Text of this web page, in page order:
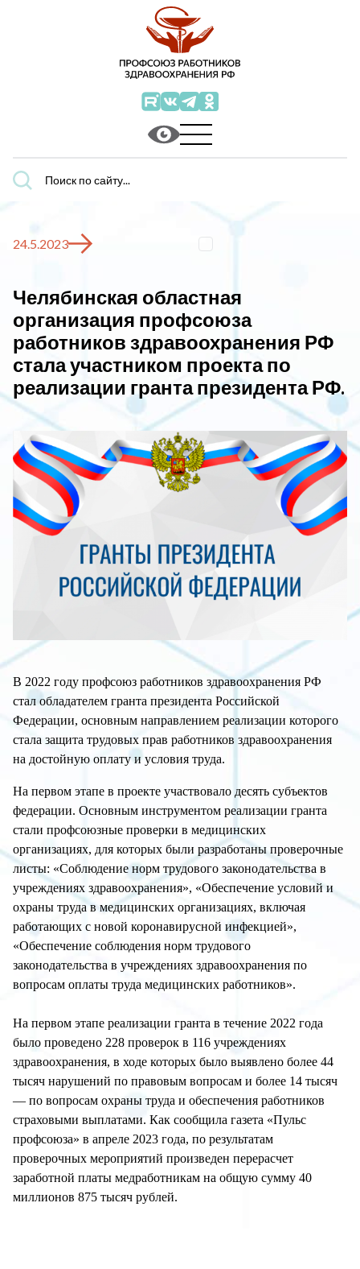
Поиск
по
24.5.2023
Челябинская областная
организация профсоюза
работников здравоохранения РФ
стала участником проекта по
реализации гранта президента РФ.
В 2022 году профсоюз работников здравоохранения РФ
стал обладателем гранта президента Российской
Федерации, основным направлением реализации которого
стала защита трудовых прав работников здравоохранения
на достойную оплату и условия труда.
На первом этапе в проекте участвовало десять субъектов
федерации. Основным инструментом реализации гранта
стали профсоюзные проверки в медицинских
организациях, для которых были разработаны проверочные
листы: «Соблюдение норм трудового законодательства в
учреждениях здравоохранения», «Обеспечение условий и
охраны труда в медицинских организациях, включая
работающих с новой коронавирусной инфекцией»,
«Обеспечение соблюдения норм трудового
законодательства в учреждениях здравоохранения по
вопросам оплаты труда медицинских работников».
На первом этапе реализации гранта в течение 2022 года
было проведено 228 проверок в 116 учреждениях
здравоохранения, в ходе которых было выявлено более 44
тысяч нарушений по правовым вопросам и более 14 тысяч
— по вопросам охраны труда и обеспечения работников
страховыми выплатами. Как сообщила газета «Пульс
профсоюза» в апреле 2023 года, по результатам
проверочных мероприятий произведен перерасчет
заработной платы медработникам на общую сумму 40
миллионов 875 тысяч рублей.